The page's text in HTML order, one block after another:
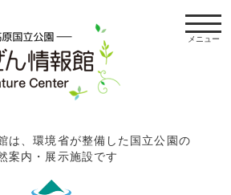
は、環境省が整備した国立公園の
案内・展示施設です
t
o